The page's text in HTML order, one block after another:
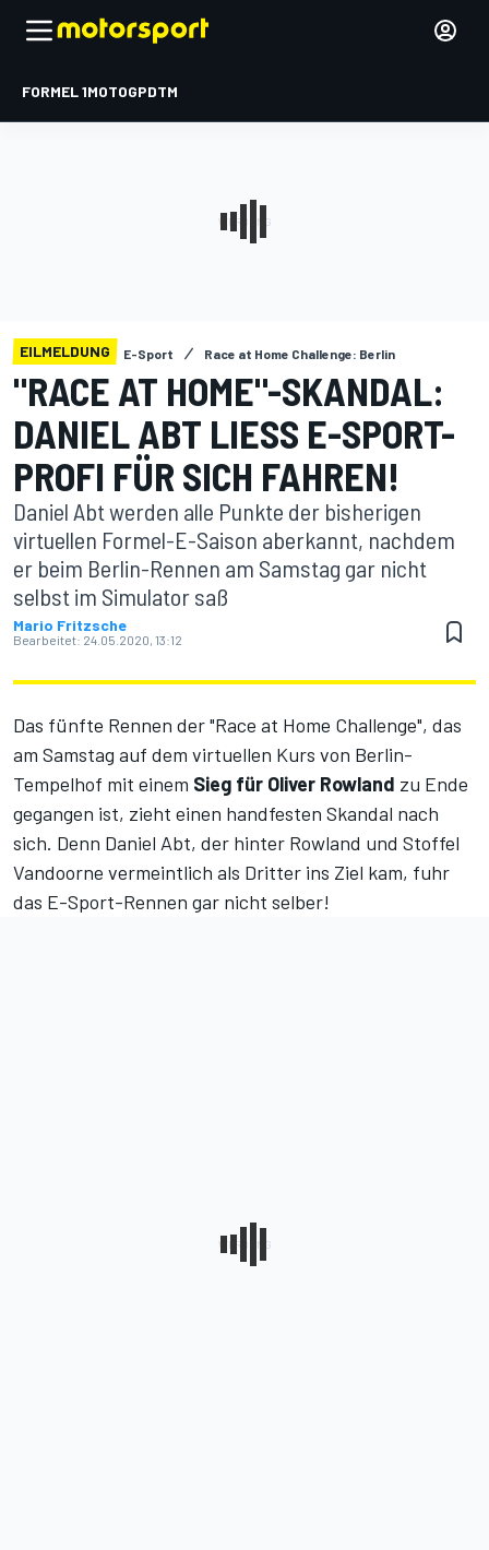
FORMEL 1MOTOGPDTM
EILMELDUNG E-Sport Race at Home Challenge: Berlin
"RACE AT HOME"-SKANDAL:
DANIEL ABT LIESS E-SPORT-P
ROFI FÜR SICH FAHREN!
Daniel Abt werden alle Punkte der bisherigen
virtuellen Formel-E-Saison aberkannt, nachdem
er beim Berlin-Rennen am Samstag gar nicht
selbst im Simulator saß
Mario Fritzsche
Bearbeitet: 24.05.2020, 13:12
Das fünfte Rennen der "Race at Home Challenge", das
am Samstag auf dem virtuellen Kurs von Berlin-
Tempelhof mit einem Sieg für Oliver Rowland zu Ende
gegangen ist, zieht einen handfesten Skandal nach
sich. Denn Daniel Abt, der hinter Rowland und Stoffel
Vandoorne vermeintlich als Dritter ins Ziel kam, fuhr
das E-Sport-Rennen gar nicht selber!